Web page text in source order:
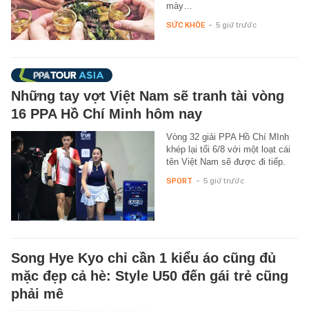
mày…
SỨC KHỎE - 5 giờ trước
Những tay vợt Việt Nam sẽ tranh tài vòng
16 PPA Hồ Chí Minh hôm nay
Vòng 32 giải PPA Hồ Chí MInh
khép lại tối 6/8 với một loạt cái
tên Việt Nam sẽ được đi tiếp.
SPORT - 5 giờ trước
Song Hye Kyo chỉ cần 1 kiểu áo cũng đủ
mặc đẹp cả hè: Style U50 đến gái trẻ cũng
phải mê